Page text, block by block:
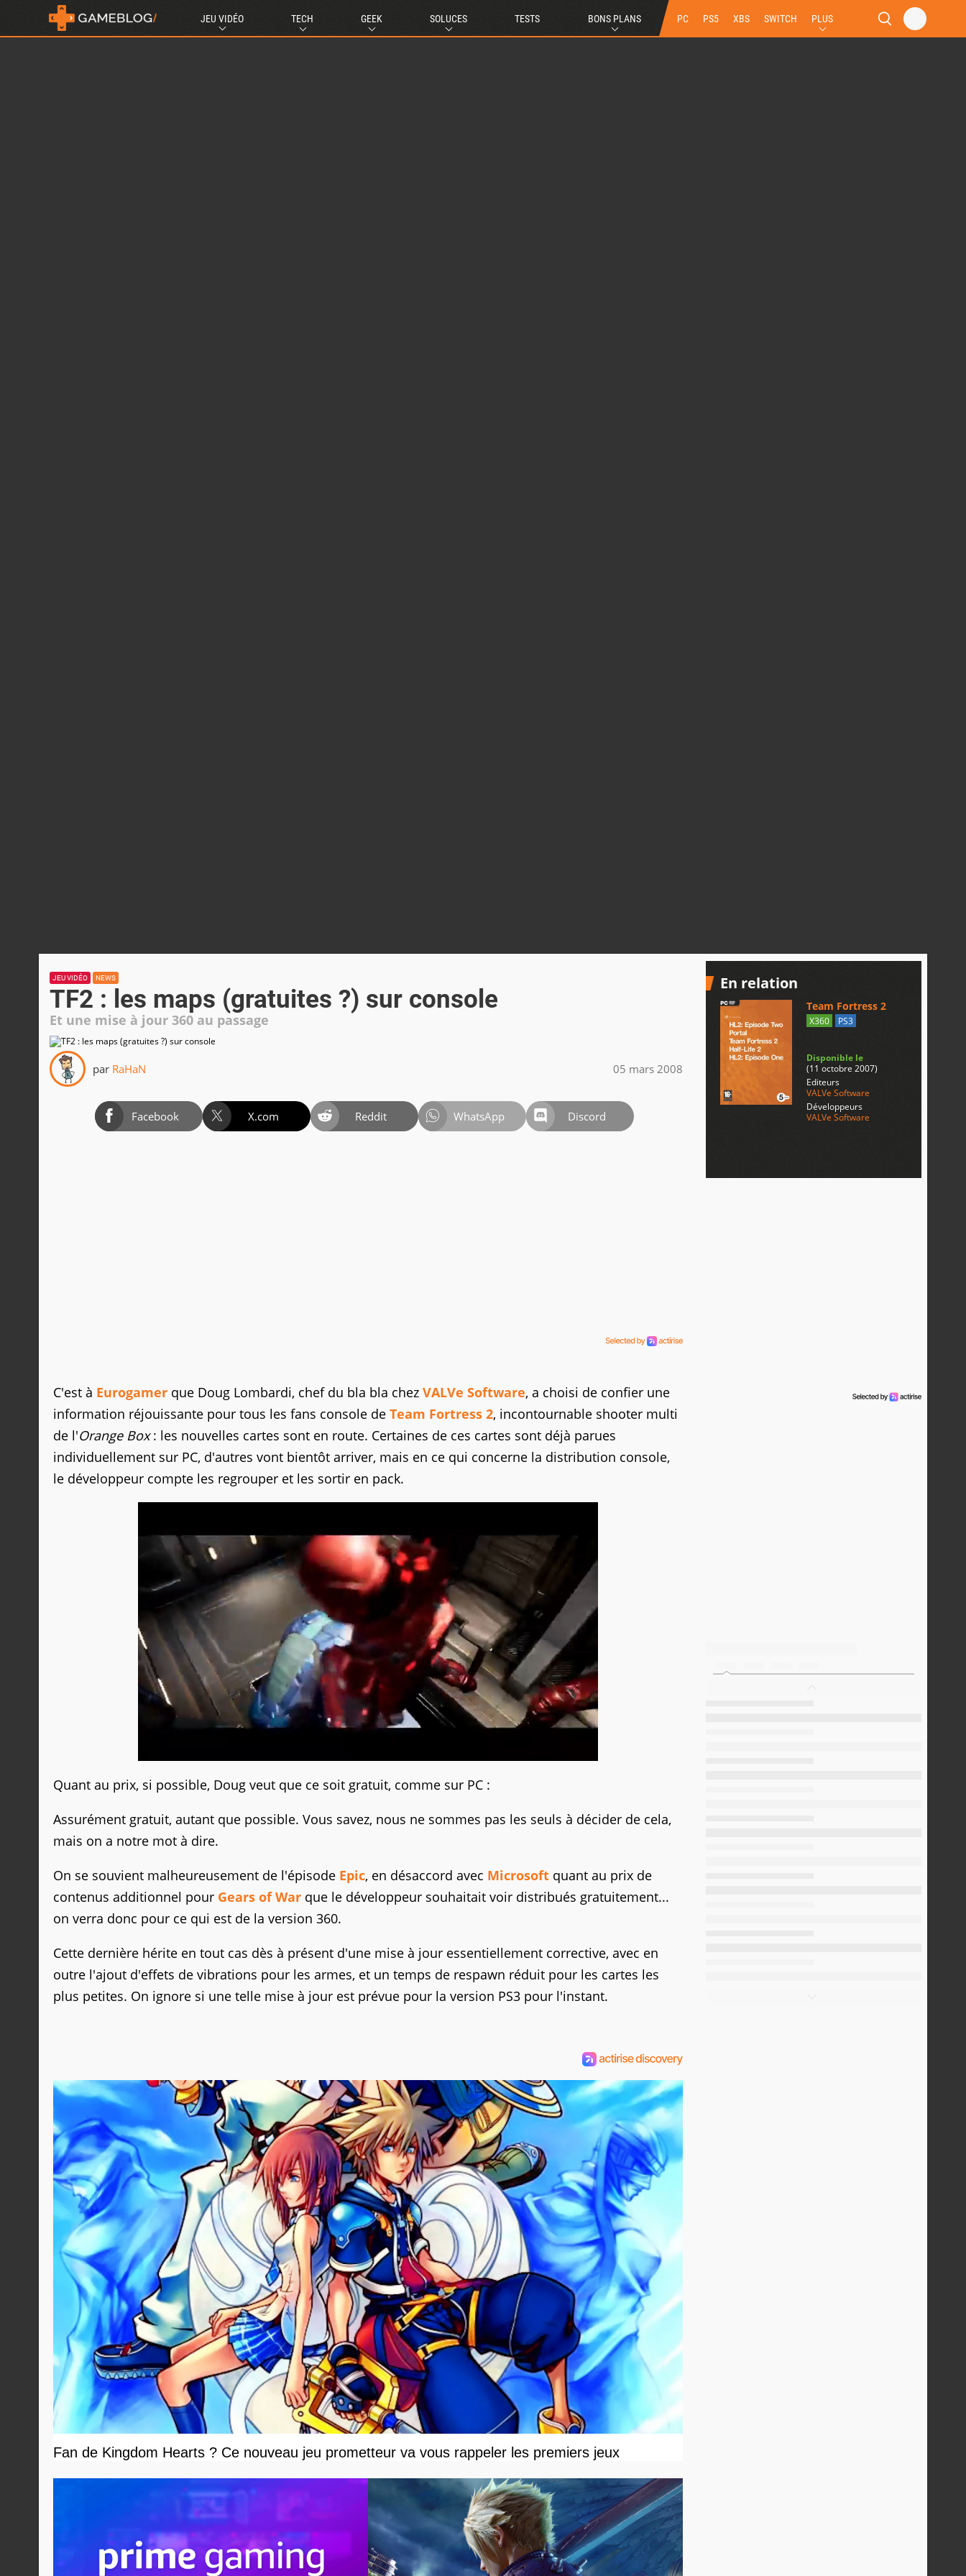
JEU VIDÉO TECH GEEK SOLUCES TESTS BONS PLANS PC PS5 XBS SWITCH PLUS
JEU VIDÉO NEWS
TF2 : les maps (gratuites ?) sur console
Et une mise à jour 360 au passage
par RaHaN 05 mars 2008
Facebook X.com Reddit WhatsApp Discord
C'est à Eurogamer que Doug Lombardi, chef du bla bla chez VALVe Software, a choisi de confier une
information réjouissante pour tous les fans console de Team Fortress 2, incontournable shooter multi
de l'Orange Box: les nouvelles cartes sont en route. Certaines de ces cartes sont déjà parues
individuellement sur PC, d'autres vont bientôt arriver, mais en ce qui concerne la distribution console,
le développeur compte les regrouper et les sortir en pack.
Quant au prix, si possible, Doug veut que ce soit gratuit, comme sur PC :
Assurément gratuit, autant que possible. Vous savez, nous ne sommes pas les seuls à décider de cela,
mais on a notre mot à dire.
On se souvient malheureusement de l'épisode Epic, en désaccord avec Microsoft quant au prix de
contenus additionnel pour Gears of War que le développeur souhaitait voir distribués gratuitement...
on verra donc pour ce qui est de la version 360.
Cette dernière hérite en tout cas dès à présent d'une mise à jour essentiellement corrective, avec en
outre l'ajout d'effets de vibrations pour les armes, et un temps de respawn réduit pour les cartes les
plus petites. On ignore si une telle mise à jour est prévue pour la version PS3 pour l'instant.
Fan de Kingdom Hearts ? Ce nouveau jeu prometteur va vous rappeler les premiers jeux
En relation
Team Fortress 2
X360 PS3
Disponible le
(11 octobre 2007)
Editeurs
VALVe Software
Développeurs
VALVe Software